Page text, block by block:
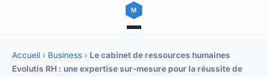
Accueil › Business › Le cabinet de ressources humaines
Evolutis RH : une expertise sur-mesure pour la réussite de